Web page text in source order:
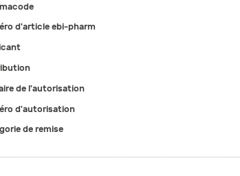
d'article ebi-pharm
de l'autorisation
d'autorisation
de remise